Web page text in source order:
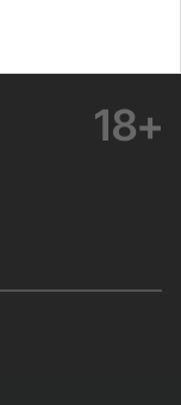
18+